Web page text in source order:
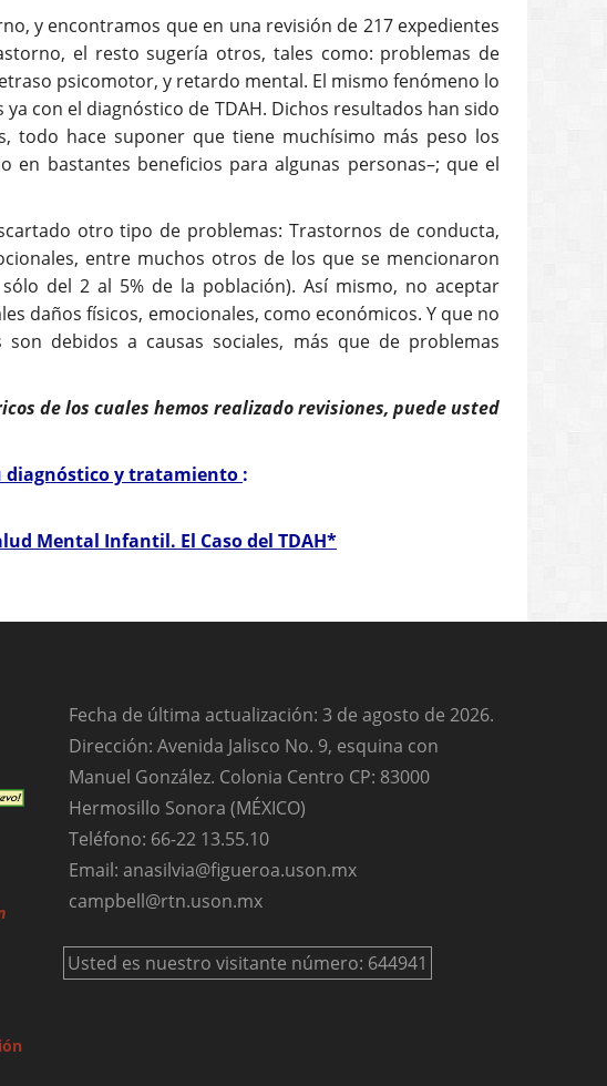
y encontramos que en una revisión de 217 expedientes
el resto sugería otros, tales como: problemas de
psicomotor, y retardo mental. El mismo fenómeno lo
con el diagnóstico de TDAH. Dichos resultados han sido
todo hace suponer que tiene muchísimo más peso los
bastantes beneficios para algunas personas–; que el
otro tipo de problemas: Trastornos de conducta,
entre muchos otros de los que se mencionaron
del 2 al 5% de la población). Así mismo, no aceptar
daños físicos, emocionales, como económicos. Y que no
debidos a causas sociales, más que de problemas
de los cuales hemos realizado revisiones, puede usted
diagnóstico y tratamiento :
Mental Infantil. El Caso del TDAH*
Fecha de última actualización: 3 de agosto de 2026.
Dirección: Avenida Jalisco No. 9, esquina con
Manuel González. Colonia Centro CP: 83000
Hermosillo Sonora (MÉXICO)
Teléfono: 66-22 13.55.10
Email: anasilvia@figueroa.uson.mx
campbell@rtn.uson.mx
Usted es nuestro visitante número: 644941